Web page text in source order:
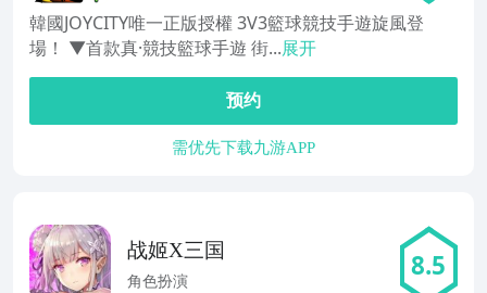
韓國JOYCITY唯一正版授權 3V3籃球競技手遊旋風登
場！ ▼首款真·競技籃球手遊 街...展开
预约
需优先下载九游APP
战姬X三国
角色扮演 8.5